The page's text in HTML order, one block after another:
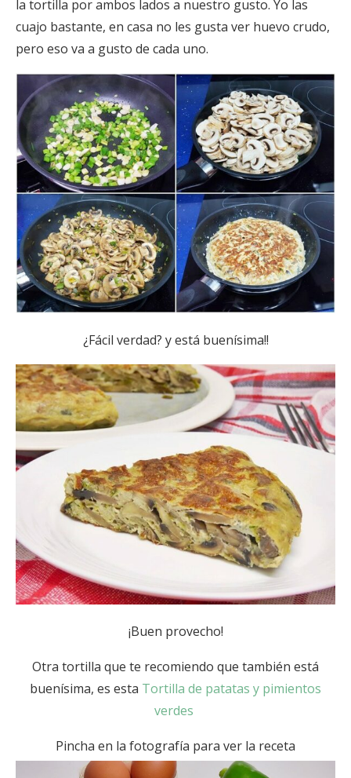
la tortilla por ambos lados a nuestro gusto. Yo las
cuajo bastante, en casa no les gusta ver huevo crudo,
pero eso va a gusto de cada uno.
¿Fácil verdad? y está buenísima!!
¡Buen provecho!
Otra tortilla que te recomiendo que también está
buenísima, es esta Tortilla de patatas y pimientos
verdes
Pincha en la fotografía para ver la receta